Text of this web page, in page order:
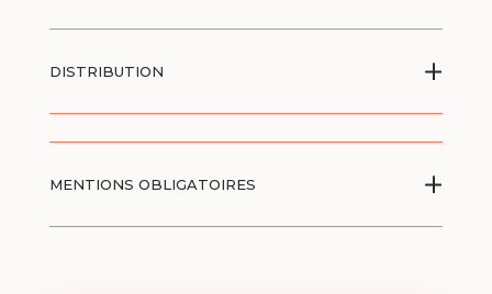
DISTRIBUTION
MENTIONS OBLIGATOIRES